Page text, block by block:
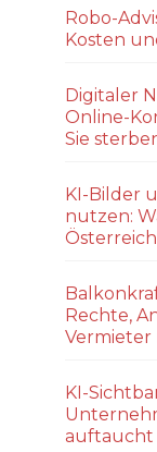
Robo-
Kosten
Digitaler
Online-
Sie
KI-Bilder
nutzen:
Rechte,
KI-
auftaucht